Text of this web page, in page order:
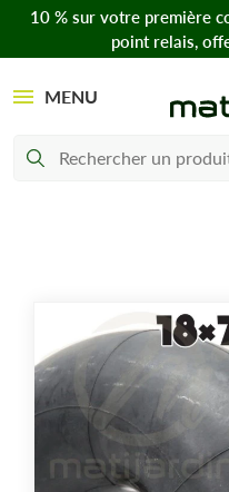
10 % sur votre première
point relais,
MENU